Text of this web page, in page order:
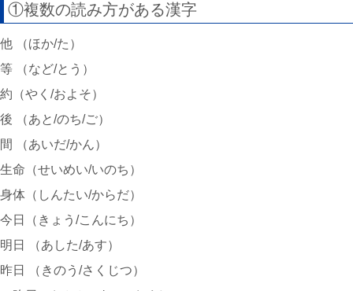
①複数の読み方がある漢字
他 （ほか/た）
等 （など/とう）
約（やく/およそ）
後 （あと/のち/ご）
間 （あいだ/かん）
生命（せいめい/いのち）
身体（しんたい/からだ）
今日（きょう/こんにち）
明日 （あした/あす）
昨日 （きのう/さくじつ）